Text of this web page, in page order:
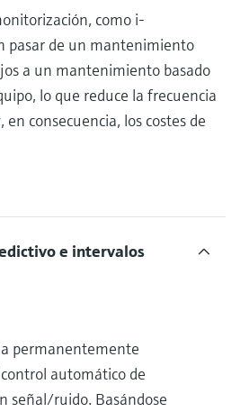
como i-
pasar de un mantenimiento
a un mantenimiento basado
lo que reduce la frecuencia
consecuencia, los costes de
e intervalos
permanentemente
automático de
señal/ruido. Basándose